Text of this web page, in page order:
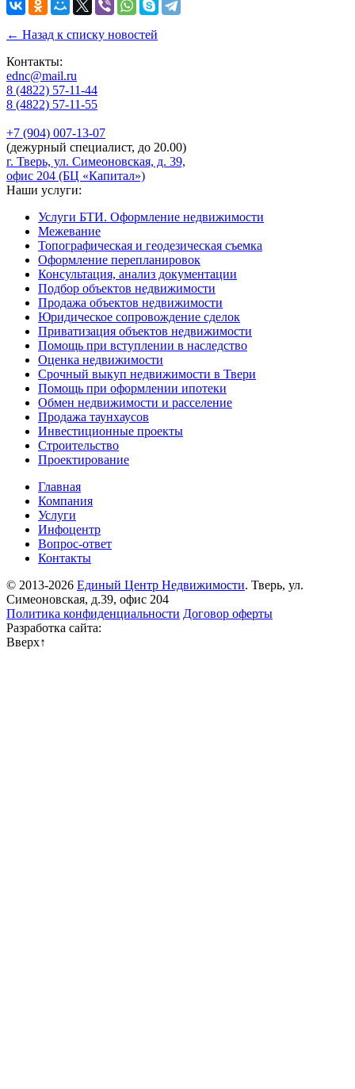
← Назад к списку новостей
Контакты:
ednc@mail.ru
8 (4822) 57-11-44
8 (4822) 57-11-55
+7 (904) 007-13-07
(дежурный специалист, до 20.00)
г. Тверь, ул. Симеоновская, д. 39,
офис 204 (БЦ «Капитал»)
Наши услуги:
Услуги БТИ. Оформление недвижимости
Межевание
Топографическая и геодезическая съемка
Оформление перепланировок
Консультация, анализ документации
Подбор объектов недвижимости
Продажа объектов недвижимости
Юридическое сопровождение сделок
Приватизация объектов недвижимости
Помощь при вступлении в наследство
Оценка недвижимости
Срочный выкуп недвижимости в Твери
Помощь при оформлении ипотеки
Обмен недвижимости и расселение
Продажа таунхаусов
Инвестиционные проекты
Строительство
Проектирование
Главная
Компания
Услуги
Инфоцентр
Вопрос-ответ
Контакты
© 2013-2026 Единый Центр Недвижимости. Тверь, ул.
Симеоновская, д.39, офис 204
Политика конфиденциальности Договор оферты
Разработка сайта:
Вверх↑